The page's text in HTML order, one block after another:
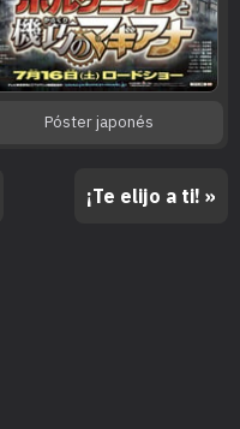
Póster japonés
¡Te elijo a ti! »